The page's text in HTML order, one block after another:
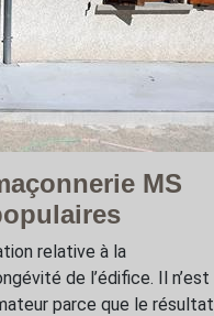
MS
relative à la
de l’édifice. Il n’est
parce que le résultat